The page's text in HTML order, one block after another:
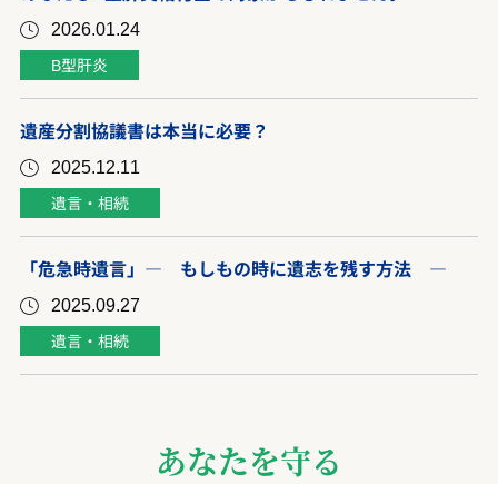
2026.01.24
B型肝炎
遺産分割協議書は本当に必要？
2025.12.11
遺言・相続
「危急時遺言」― もしもの時に遺志を残す方法 ―
2025.09.27
遺言・相続
あなたを守る